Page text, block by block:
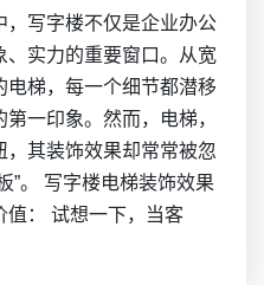
，写字楼不仅是企业办公
、实力的重要窗口。从宽
电梯，每一个细节都潜移
一印象。然而，电梯，
其装饰效果却常常被忽
”。 写字楼电梯装饰效果
值： 试想一下，当客